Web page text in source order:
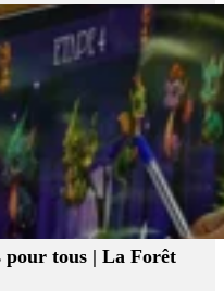
pour tous | La Forêt